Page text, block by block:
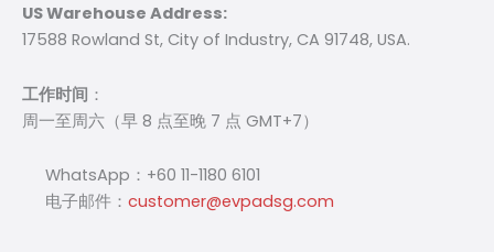
US Warehouse Address:
17588 Rowland St, City of Industry, CA 91748, USA.
工作时间 ：
周一至周六（早 8 点至晚 7 点 GMT+7）
WhatsApp：+60 11-1180 6101
电子邮件： customer@evpadsg.com